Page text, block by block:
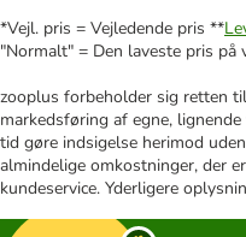
*Vejl. pris = Vejledende pris **
"Normalt" = Den laveste pris på
zooplus forbeholder sig retten
markedsføring af egne,
tid gøre indsigelse herimod
almindelige omkostninger, der
kundeservice. Yderligere